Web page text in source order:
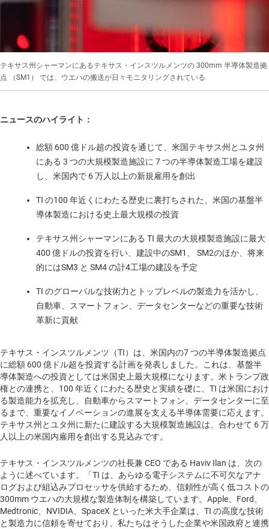
テキサス州シャーマンにあるテキサス・インスツルメンツの 300mm 半導体製造拠
点 （SM1） では、ウエハの搬送が日々モニタリングされている
ニュースのハイライト：
総額 600 億ドル超の投資を通じて、米国テキサス州とユタ州
にある 3 つの大規模製造施設に 7 つの半導体製造工場を建設
し、米国内で 6 万人以上の新規雇用を創出
TI の100 年近くにわたる歴史に裏打ちされた、米国の基盤半
導体製造における史上最大規模の投資
テキサス州シャーマンにある TI 最大の大規模製造施設に最大
400 億ドルの投資を行い、建設中のSM1、 SM2のほか、将来
的にはSM3 と SM4 の計4工場の建設を予定
TI のグローバルな技術力とトップレベルの製造力を活かし、
自動車、スマートフォン、データセンターなどの重要な技術
革新に貢献
テキサス・インスツルメンツ（TI）は、米国内の7 つの半導体製造拠点
に総額 600 億ドル超を投資する計画を発表しました。これは、基盤半
導体製造への投資としては米国史上最大規模になります。米トランプ政
権との連携と、100 年近くにわたる歴史と実績を礎に、TI は米国におけ
る製造能力を拡充し、自動車からスマートフォン、データセンターに至
るまで、重要なイノベーションの進展を支える半導体需要に応えます。
テキサス州とユタ州に新たに建設する大規模製造施設は、合わせて 6 万
人以上の米国内雇用を創出する見込みです。
テキサス・インスツルメンツの社長兼 CEO である Haviv Ilan は、次の
ように述べています。「TI は、あらゆる電子システムに不可欠なアナ
ログおよび組込みプロセッサを供給するため、信頼性が高く低コストの
300mm ウエハの大規模な製造体制を構築しています。Apple、Ford、
Medtronic、NVIDIA、SpaceX といった米大手企業は、TI の高度な技術
と製造力に信頼を寄せており、私たちはそうした企業や米国政府と連携